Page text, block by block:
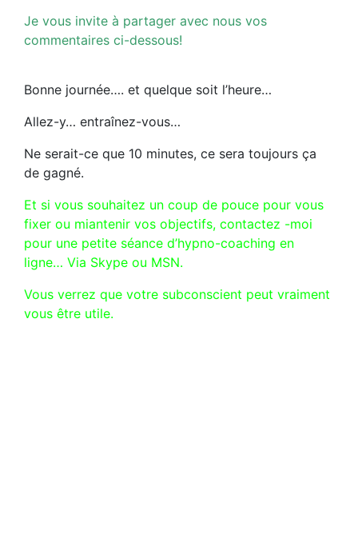
Je vous invite à partager avec nous vos
commentaires ci-dessous!
Bonne journée…. et quelque soit l’heure…
Allez-y… entraînez-vous…
Ne serait-ce que 10 minutes, ce sera toujours ça
de gagné.
Et si vous souhaitez un coup de pouce pour vous
fixer ou miantenir vos objectifs, contactez -moi
pour une petite séance d’hypno-coaching en
ligne… Via Skype ou MSN.
Vous verrez que votre subconscient peut vraiment
vous être utile.